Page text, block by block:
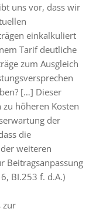
uns vor, dass wir
einkalkuliert
Tarif deutliche
zum Ausgleich
[…] Dieser
höheren Kosten
der
die
weiteren
Beitragsanpassung
BI.253 f. d.A.)
zur